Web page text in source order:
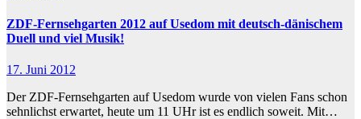
ZDF-Fernsehgarten 2012 auf Usedom mit deutsch-dänischem
Duell und viel Musik!
17. Juni 2012
Der ZDF-Fernsehgarten auf Usedom wurde von vielen Fans schon
sehnlichst erwartet, heute um 11 UHr ist es endlich soweit. Mit…